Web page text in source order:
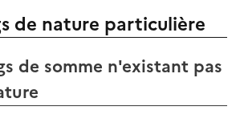
de nature particulière
de somme n'existant pas